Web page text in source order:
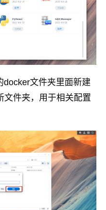
文件夹里面新建
文件夹，用于相关配置